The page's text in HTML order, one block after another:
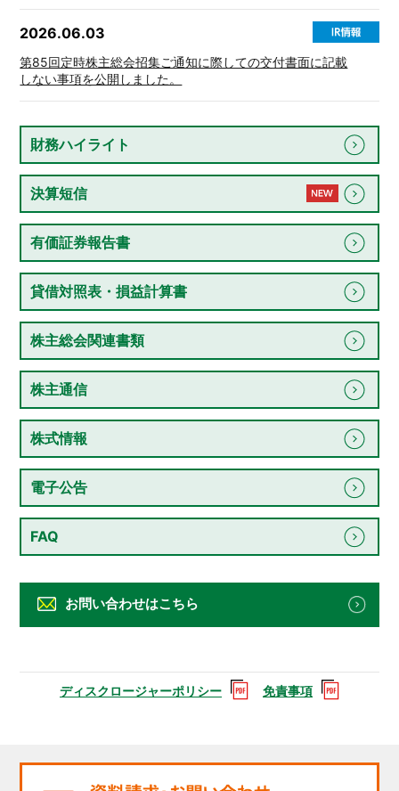
2026.06.03
第85回定時株主総会招集ご通知に際しての交付書面に記載
しない事項を公開しました。
財務ハイライト
決算短信
有価証券報告書
貸借対照表・損益計算書
株主総会関連書類
株主通信
株式情報
電子公告
FAQ
お問い合わせはこちら
ディスクロージャーポリシー 免責事項